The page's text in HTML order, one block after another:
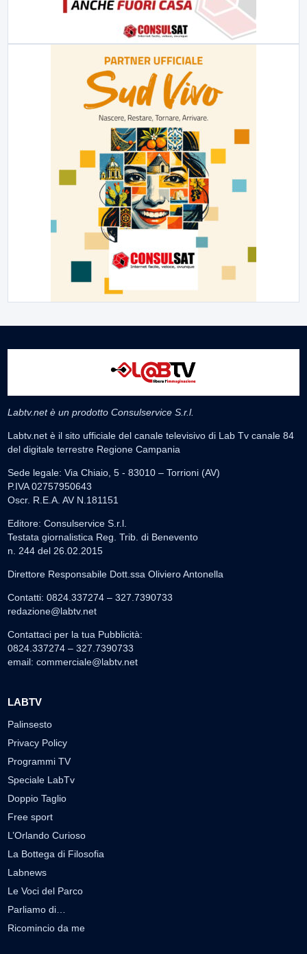
Labtv.net è un prodotto Consulservice S.r.l.
Labtv.net è il sito ufficiale del canale televisivo di Lab Tv canale 84
del digitale terrestre Regione Campania
Sede legale: Via Chiaio, 5 - 83010 – Torrioni (AV)
P.IVA 02757950643
Oscr. R.E.A. AV N.181151
Editore: Consulservice S.r.l.
Testata giornalistica Reg. Trib. di Benevento
n. 244 del 26.02.2015
Direttore Responsabile Dott.ssa Oliviero Antonella
Contatti: 0824.337274 – 327.7390733
redazione@labtv.net
Contattaci per la tua Pubblicità:
0824.337274 – 327.7390733
email: commerciale@labtv.net
LABTV
Palinsesto
Privacy Policy
Programmi TV
Speciale LabTv
Doppio Taglio
Free sport
L’Orlando Curioso
La Bottega di Filosofia
Labnews
Le Voci del Parco
Parliamo di…
Ricomincio da me